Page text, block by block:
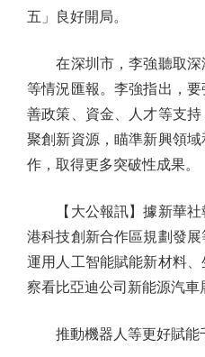
五」良好開局。
在深圳市，李強聽取深
等情況匯報。李強指出，
善政策、資金、人才等支
聚創新資源，瞄準新興領
作，取得更多突破性成果。
【大公報訊】據新華社
港科技創新合作區規劃發
運用人工智能賦能新材料、
察看比亞迪公司新能源汽車
推動機器人等更好賦能